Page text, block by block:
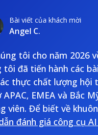
Bài viết của khách mời
Angel C.
tôi cho năm 2026
đã tiến hành các
thực chất lượng hội
EMEA và Bắc
Để biết về
đánh giá công cụ